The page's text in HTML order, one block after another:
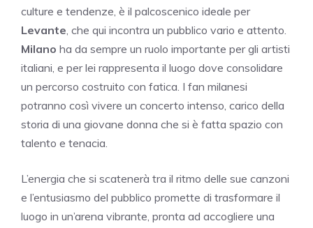
culture e tendenze, è il palcoscenico ideale per
Levante , che qui incontra un pubblico vario e attento.
Milano ha da sempre un ruolo importante per gli artisti
italiani, e per lei rappresenta il luogo dove consolidare
un percorso costruito con fatica. I fan milanesi
potranno così vivere un concerto intenso, carico della
storia di una giovane donna che si è fatta spazio con
talento e tenacia.
L’energia che si scatenerà tra il ritmo delle sue canzoni
e l’entusiasmo del pubblico promette di trasformare il
luogo in un’arena vibrante, pronta ad accogliere una